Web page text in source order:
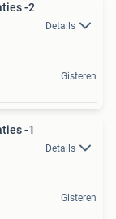
-2
Details
Gisteren
-1
Details
Gisteren